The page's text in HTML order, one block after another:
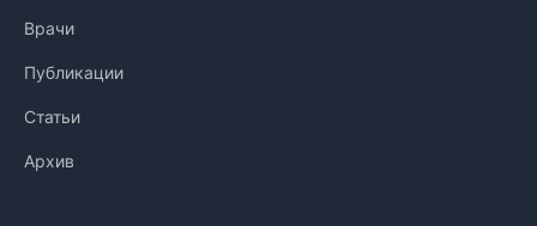
Врачи
Публикации
Статьи
Архив